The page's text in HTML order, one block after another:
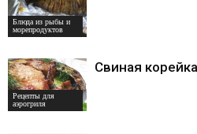
Блюда из рыбы и
морепродуктов
Рецепты для
аэрогриля
Свиная